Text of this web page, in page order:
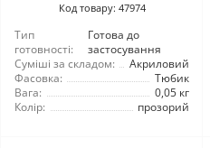
Код товару: 47974
Тип
готовності:
Готова до
застосування
Суміші за складом:
Акриловий
Фасовка:
Тюбик
Вага:
0,05 кг
Колір:
прозорий